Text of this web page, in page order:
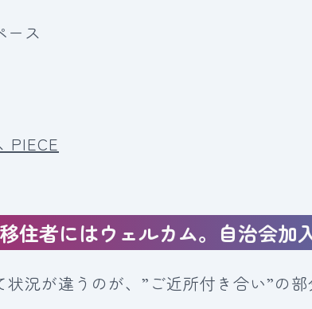
ース
PIECE
住者にはウェルカム。自治会加
況が違うのが、”ご近所付き合い”の部